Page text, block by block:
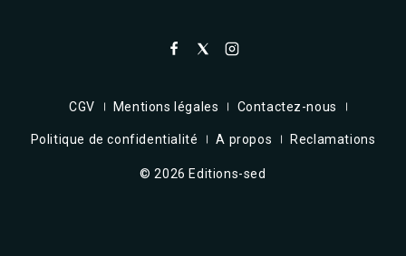
CGV Mentions légales Contactez-nous
Politique de confidentialité A propos Reclamations
© 2026 Editions-sed